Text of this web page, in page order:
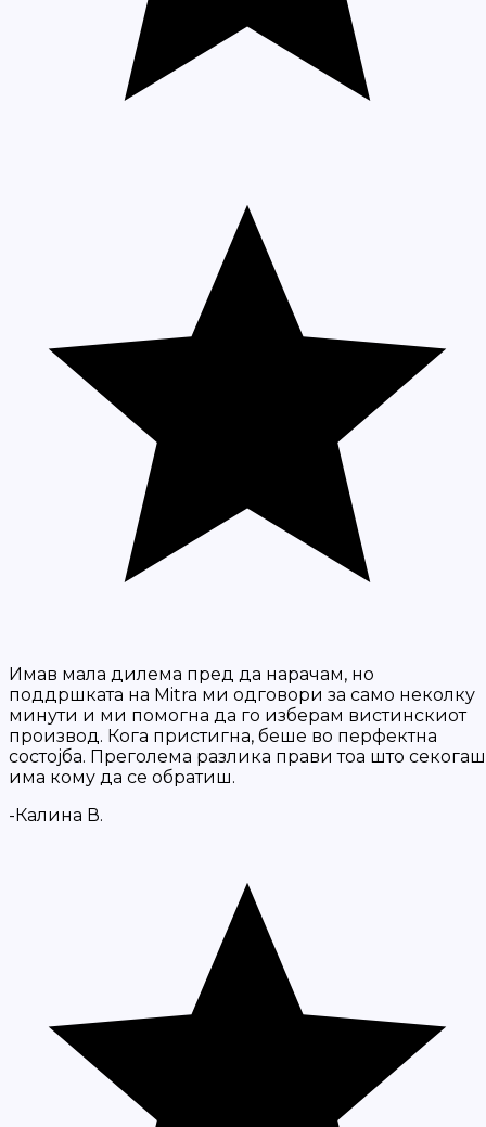
Имав мала дилема пред да нарачам, но
поддршката на Mitra ми одговори за само неколку
минути и ми помогна да го изберам вистинскиот
производ. Кога пристигна, беше во перфектна
состојба. Преголема разлика прави тоа што секогаш
има кому да се обратиш.
-Калина В.